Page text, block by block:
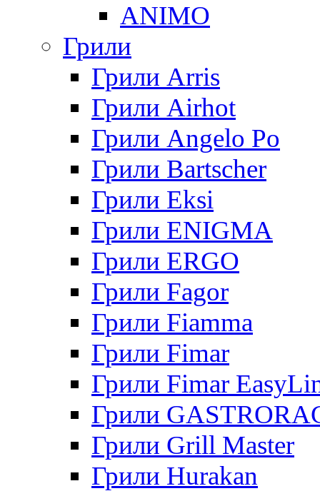
ANIMO
Грили
Грили Arris
Грили Airhot
Грили Angelo Po
Грили Bartscher
Грили Eksi
Грили ENIGMA
Грили ERGO
Грили Fagor
Грили Fiamma
Грили Fimar
Грили Fimar
Грили
Грили Grill Master
Грили Hurakan